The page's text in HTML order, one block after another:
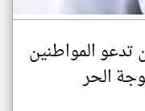
تدعو المواطنين
الحر